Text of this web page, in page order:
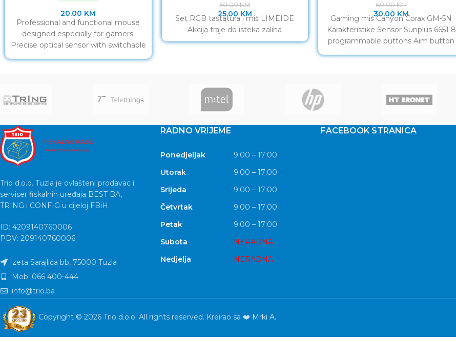
20.00 KM
Professional and functional mouse
designed especially for gamers.
Precise optical sensor with switchable
50.00KM
25.00 KM
Set RGB tastatura i miš LIMEIDE
Akcija traje do isteka zaliha
60.00KM
30.00 KM
Gaming miš Canyon Corax GM-5N
Karakteristike Sensor Sunplus 6651 8
programmable buttons Aim button
Trio d.o.o. Tuzla je ovlašteni prodavac i
serviser fiskalnih uređaja BEST BA,
TRING i CONFIG u cijeloj FBiH.
ID: 4209140760006
PDV: 209140760006
Izeta Sarajlića bb, 75000 Tuzla
Mob: 066 400-444
info@trio.ba
RADNO VRIJEME
Ponedjeljak
9:00 – 17:00
Utorak
9:00 – 17:00
Srijeda
9:00 – 17:00
Četvrtak
9:00 – 17:00
Petak
9:00 – 17:00
Subota
NERADNA
Nedjelja
NERADNA
FACEBOOK STRANICA
Copyright © 2026 Trio d.o.o. All rights reserved. Kreirao sa ❤️ Mrki A.